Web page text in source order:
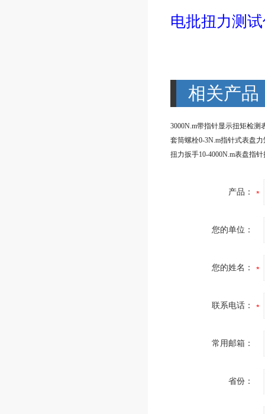
电批扭力测
相关产品
产品：
您的单位：
您的姓名：
联系电话：
常用邮箱：
省份：